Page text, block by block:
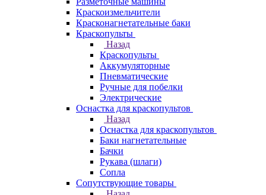
Краскоизмельчители
Красконагнетательные баки
Краскопульты
Назад
Краскопульты
Аккумуляторные
Пневматические
Ручные для побелки
Электрические
Оснастка для краскопультов
Назад
Оснастка для краскопультов
Баки нагнетательные
Бачки
Рукава (шлаги)
Сопла
Сопутствующие товары